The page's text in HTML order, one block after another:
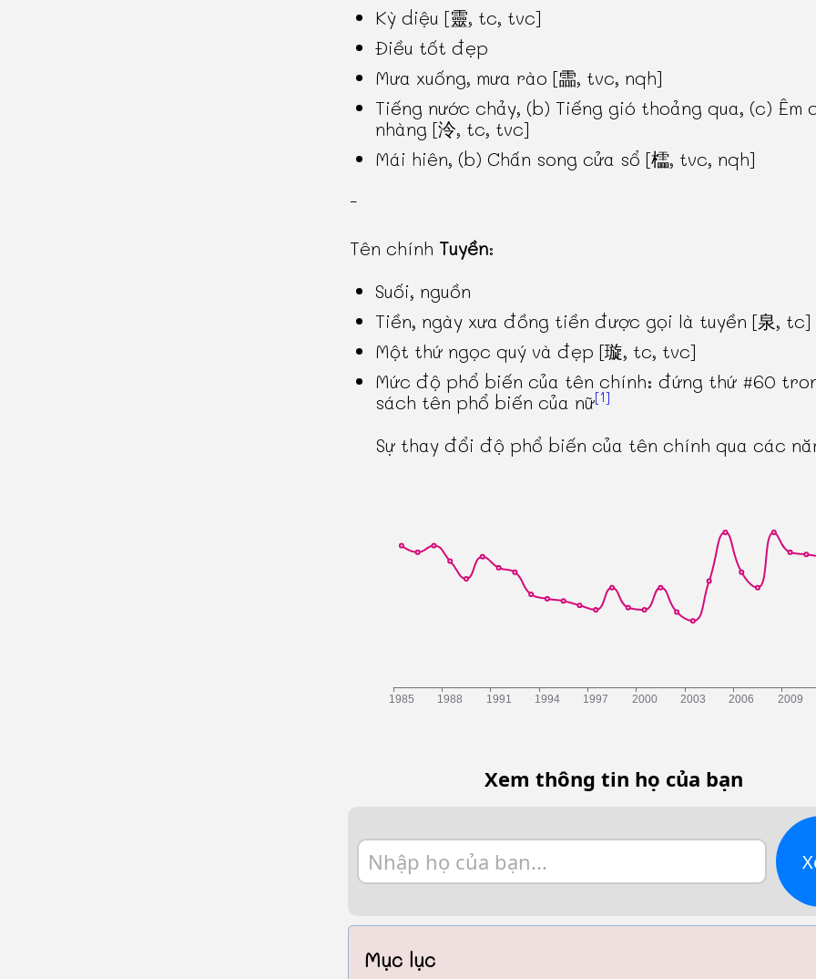
Kỳ diệu [靈, tc, tvc]
Điều tốt đẹp
Mưa xuống, mưa rào [霝, tvc, nqh]
Tiếng nước chảy, (b) Tiếng gió thoảng qua, (c) Êm
nhàng [泠, tc, tvc]
Mái hiên, (b) Chấn song cửa sổ [櫺, tvc, nqh]
-
Tên chính Tuyền:
Suối, nguồn
Tiền, ngày xưa đồng tiền được gọi là tuyền [泉, tc]
Một thứ ngọc quý và đẹp [璇, tc, tvc]
Mức độ phổ biến của tên chính: đứng thứ #60
sách tên phổ biến của nữ[1]
Sự thay đổi độ phổ biến của tên chính qua các
Xem thông tin họ của bạn
Mục lục